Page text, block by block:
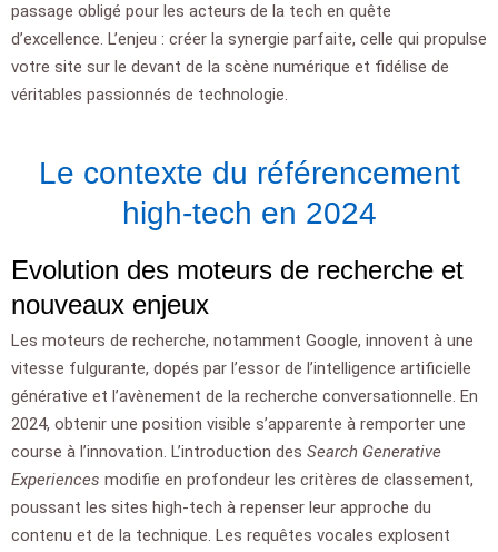
passage obligé pour les acteurs de la tech en quête
d’excellence. L’enjeu : créer la synergie parfaite, celle qui propulse
votre site sur le devant de la scène numérique et fidélise de
véritables passionnés de technologie.
Le contexte du référencement
high-tech en 2024
Evolution des moteurs de recherche et
nouveaux enjeux
Les moteurs de recherche, notamment Google, innovent à une
vitesse fulgurante, dopés par l’essor de l’intelligence artificielle
générative et l’avènement de la recherche conversationnelle. En
2024, obtenir une position visible s’apparente à remporter une
course à l’innovation. L’introduction des Search Generative
Experiences modifie en profondeur les critères de classement,
poussant les sites high-tech à repenser leur approche du
contenu et de la technique. Les requêtes vocales explosent